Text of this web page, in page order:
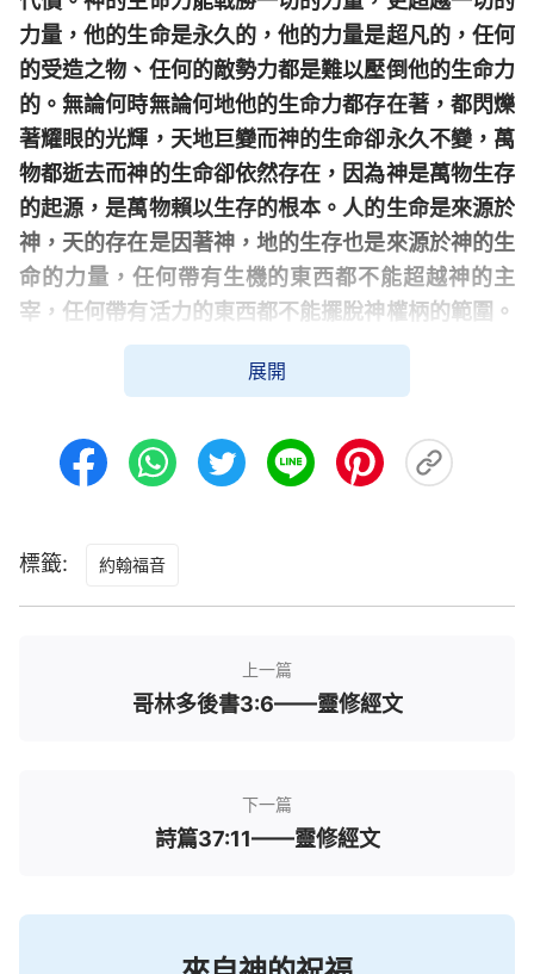
力量，他的生命是永久的，他的力量是超凡的，任何
的受造之物、任何的敵勢力都是難以壓倒他的生命力
的。無論何時無論何地他的生命力都存在著，都閃爍
著耀眼的光輝，天地巨變而神的生命卻永久不變，萬
物都逝去而神的生命卻依然存在，因為神是萬物生存
的起源，是萬物賴以生存的根本。人的生命是來源於
神，天的存在是因著神，地的生存也是來源於神的生
命的力量，任何帶有生機的東西都不能超越神的主
宰，任何帶有活力的東西都不能擺脫神權柄的範圍。
這樣，無論何許人士都得歸服於神的權下，都得活在
神的掌管之中，都不能逃出神的手心。
展開
標籤: 約翰福音
上一篇
哥林多後書3:6——靈修經文
下一篇
詩篇37:11——靈修經文